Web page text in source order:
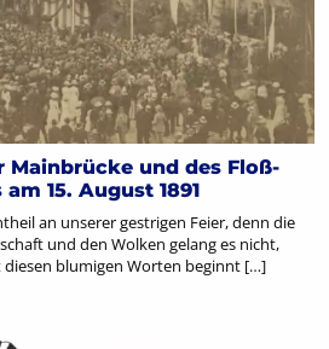
Mainbrücke und des Floß-
15. August 1891
an unserer gestrigen Feier, denn die
und den Wolken gelang es nicht,
blumigen Worten beginnt […]